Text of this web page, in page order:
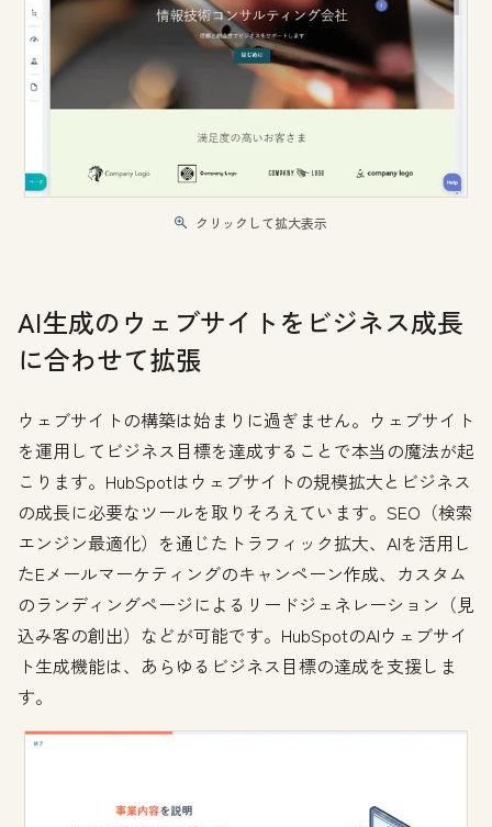
クリックして拡大表示
AI生成のウェブサイトをビジネス成長
に合わせて拡張
ウェブサイトの構築は始まりに過ぎません。ウェブサイト
を運用してビジネス目標を達成することで本当の魔法が起
こります。HubSpotはウェブサイトの規模拡大とビジネス
の成長に必要なツールを取りそろえています。SEO（検索
エンジン最適化）を通じたトラフィック拡大、AIを活用し
たEメールマーケティングのキャンペーン作成、カスタム
のランディングページによるリードジェネレーション（見
込み客の創出）などが可能です。HubSpotのAIウェブサイ
ト生成機能は、あらゆるビジネス目標の達成を支援しま
す。